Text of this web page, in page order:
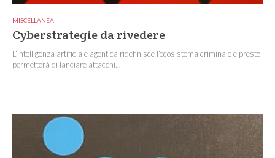
MISCELLANEA
Cyberstrategie da rivedere
L’intelligenza artificiale agentica ridefinisce l’ecosistema criminale e presto
permetterà di lanciare attacchi...